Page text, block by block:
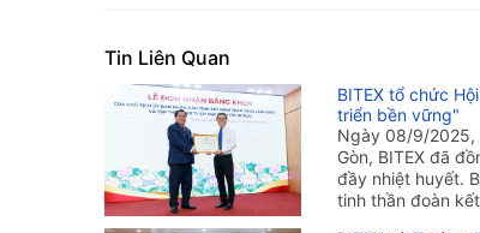
Tin Liên Quan
BITEX tổ chức
triển bền vững"
Ngày 08/9/2025,
Gòn, BITEX đã
đầy nhiệt huyết.
tinh thần đoàn